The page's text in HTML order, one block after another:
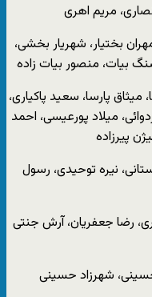
مریم اهری
مهران بختیار، شهریار بخشی،
بیات، منصور بیات زاده
میثاق پارسا، سعید پاکیاری،
میلاد پورعیسی، احمد
پیرزاده
نیره توحیدی، رسول
رضا جعفریان، آرش جنتی